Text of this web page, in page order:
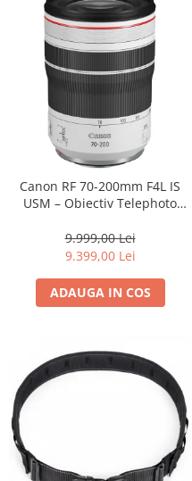
Alimentatoare 220V
Cabluri
Carcase de tip Cage, pentru
integrare in sisteme video
complexe
Curatare Senzor
Huse de ploaie
Microfoane / Reportofoane
Nivela patina
Transmitator de fisiere fara fir
Vizor
Accesorii diverse
Genti foto
Genti Holster TopLoader
Genti, Troller Video
Rucsacuri Foto
Only One Shoulder - SlingShot
Canon RF 70-200mm F4L IS
USM – Obiectiv Telephoto
9.999,00 Lei
9.399,00 Lei
ADAUGA IN COS